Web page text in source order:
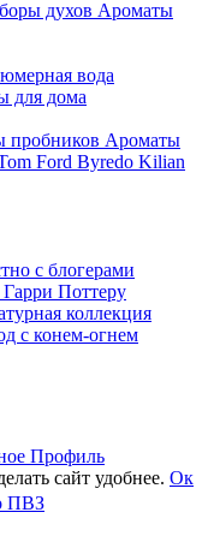
духов Ароматы
вода
для дома
пробников Ароматы
Ford Byredo Kilian
с блогерами
Поттеру
коллекция
с конем-огнем
Профиль
сайт удобнее. Ок
ПВЗ